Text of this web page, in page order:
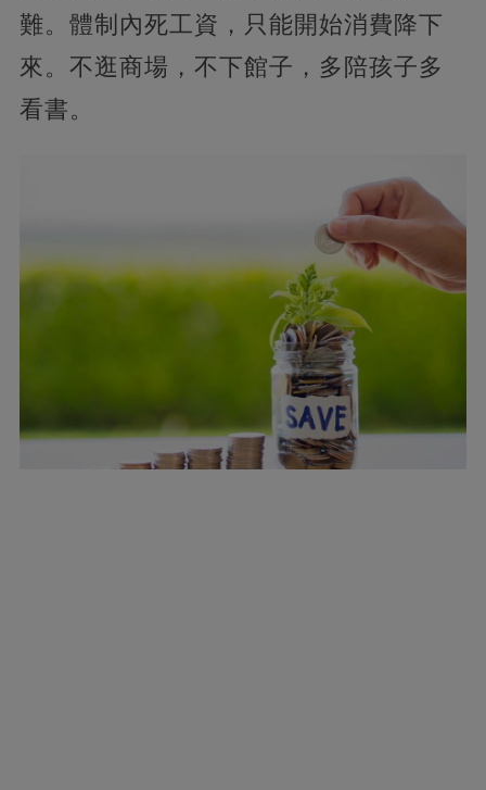
難。體制內死工資，只能開始消費降下
來。不逛商場，不下館子，多陪孩子多
看書。